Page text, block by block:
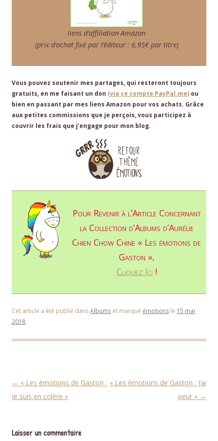
liens d’affiliation Amazon
(prix d’achat fixé par l’éditeur : 6,95€ par titre)
Vous pouvez soutenir mes partages, qui resteront toujours
gratuits, en me faisant un don (via ce compte PayPal.me) ou
bien en passant par mes liens Amazon pour vos achats. Grâce
aux petites commissions que je perçois, vous participez à
couvrir les frais que j’engage pour mon blog.
Pour Revenir à l’Article Concernant
la Collection d’Albums d’Aurélie
Chien Chow Chine « Les émotions de
Gaston »,
Cliquez Ici !
Cet article a été publié dansAlbums et marqué émotions le 15 mai
2018.
Navigation des articles
← « Les émotions de Gaston :
Je suis en colère »
« Les émotions de Gaston : J’ai
peur » →
Laisser un commentaire